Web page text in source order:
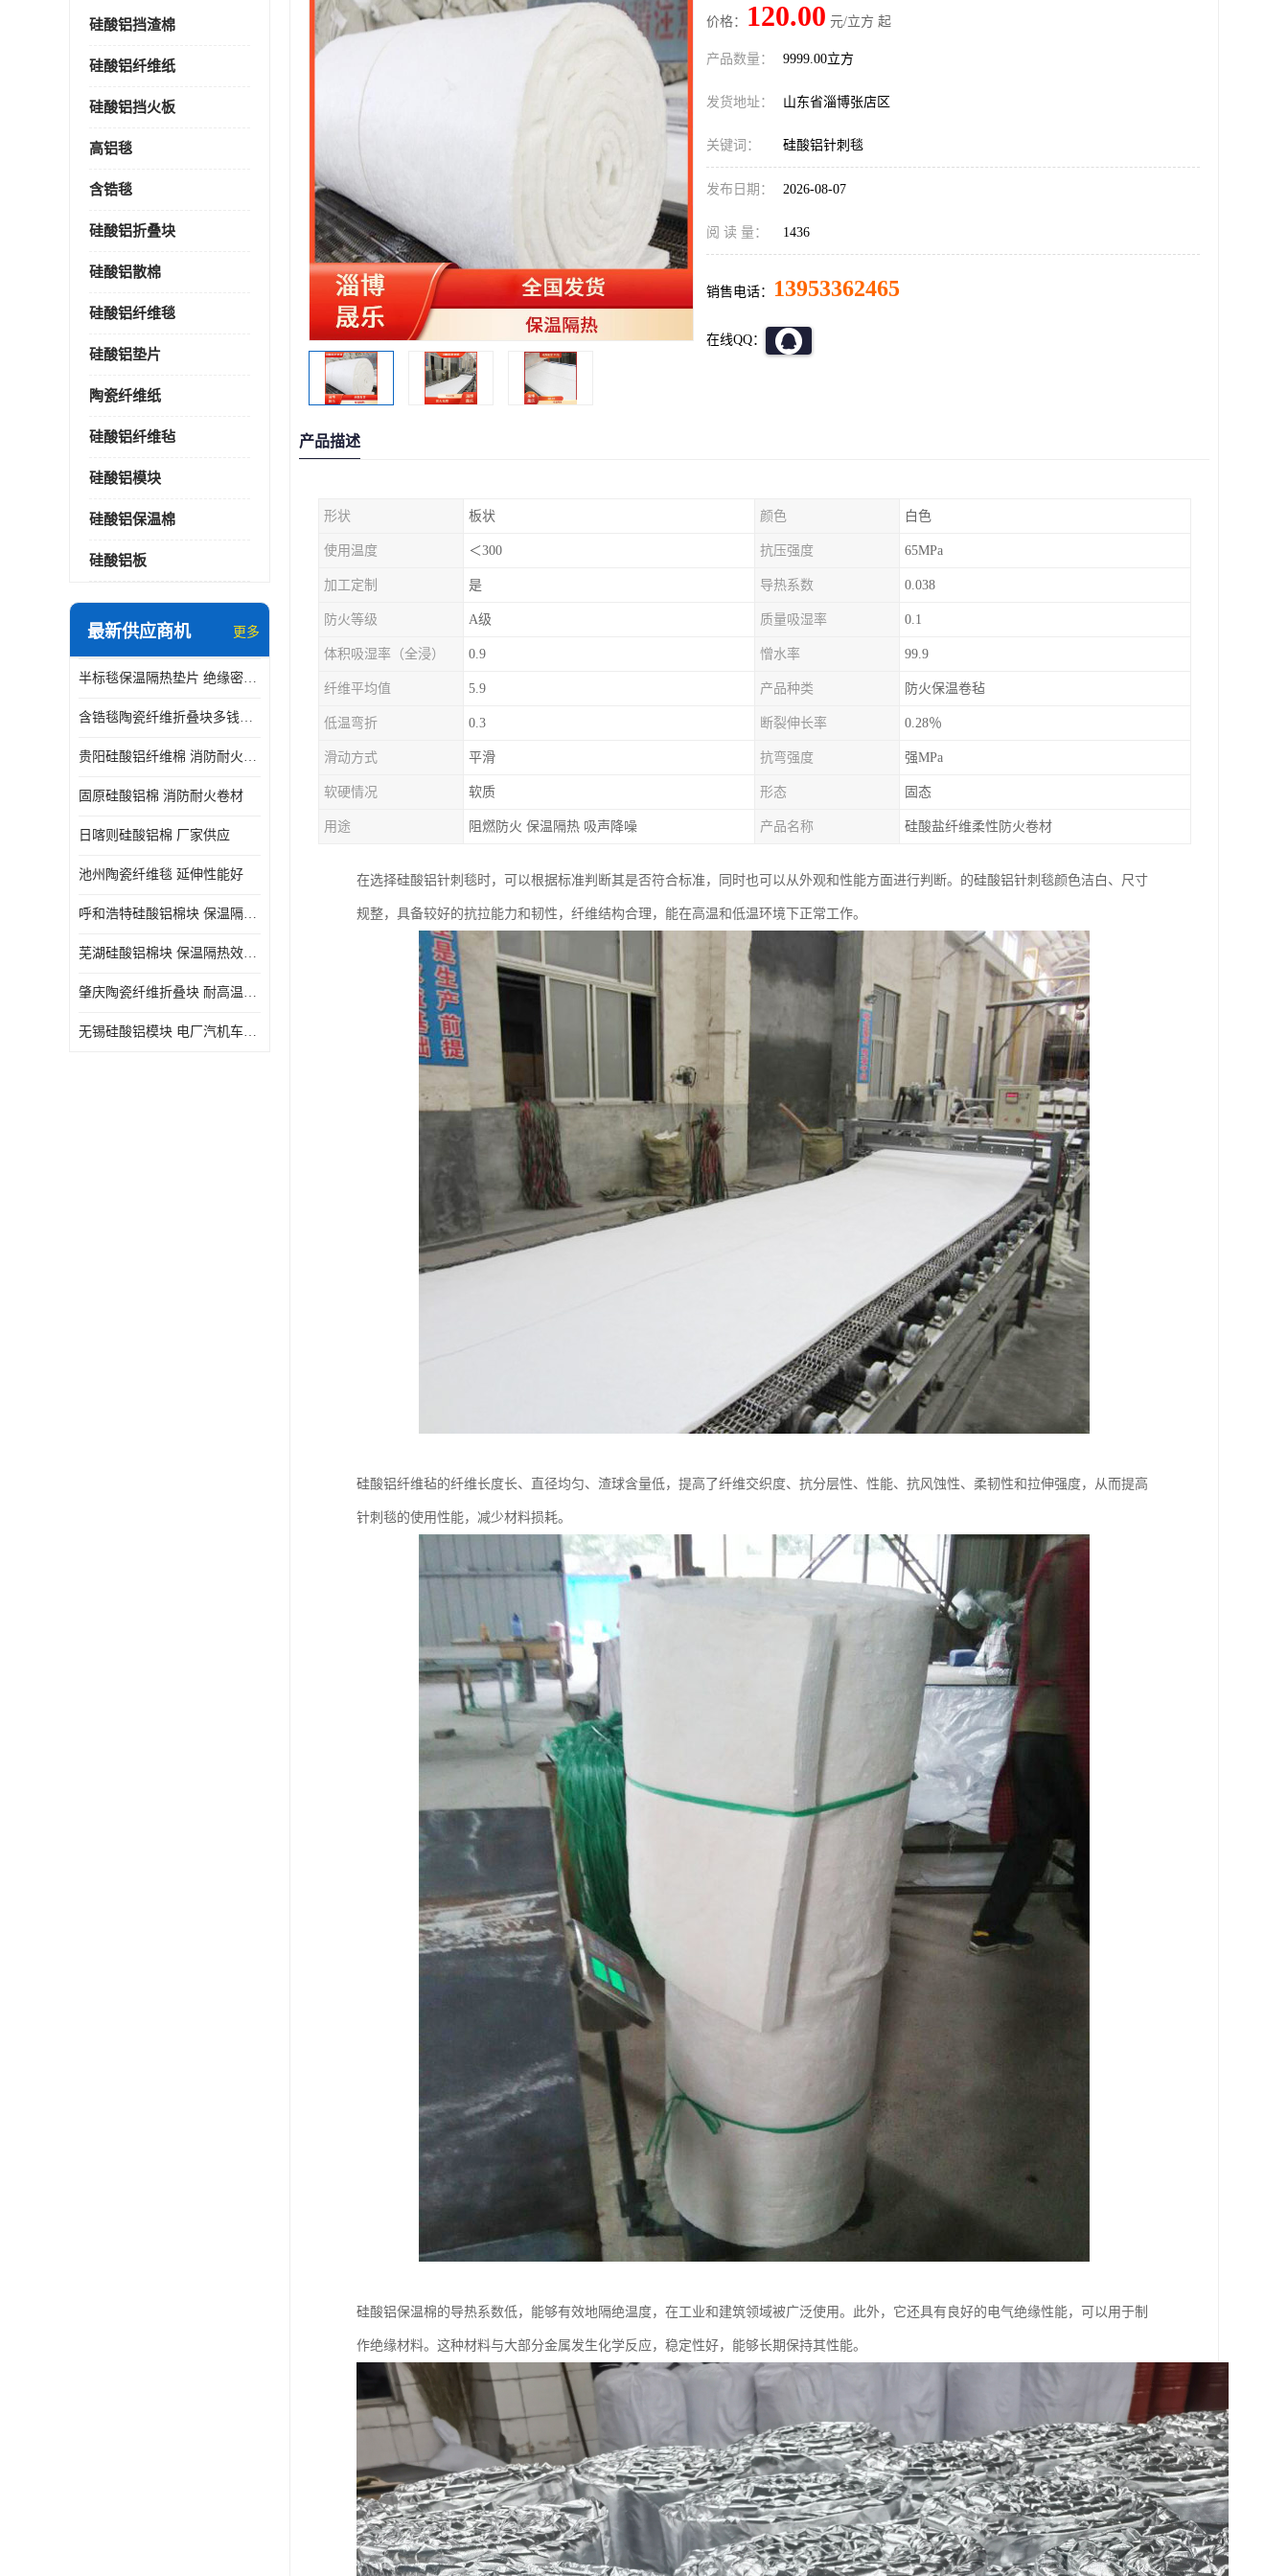
硅酸铝挡渣棉
硅酸铝纤维纸
硅酸铝挡火板
高铝毯
含锆毯
硅酸铝折叠块
硅酸铝散棉
硅酸铝纤维毯
硅酸铝垫片
陶瓷纤维纸
硅酸铝纤维毡
硅酸铝模块
硅酸铝保温棉
硅酸铝板
最新供应商机 更多
半标毯保温隔热垫片 绝缘密封垫片
含锆毯陶瓷纤维折叠块多钱一立方 硅酸铝模块
贵阳硅酸铝纤维棉 消防耐火卷材
固原硅酸铝棉 消防耐火卷材
日喀则硅酸铝棉 厂家供应
池州陶瓷纤维毯 延伸性能好
呼和浩特硅酸铝棉块 保温隔热效果好
芜湖硅酸铝棉块 保温隔热效果好
肇庆陶瓷纤维折叠块 耐高温阻燃 抗撕裂 质地硬
无锡硅酸铝模块 电厂汽机车间设备管道保温用硅酸铝棉
价格： 120.00 元/立方 起
产品数量： 9999.00立方
发货地址： 山东省淄博张店区
关键词： 硅酸铝针刺毯
发布日期： 2026-08-07
阅 读 量： 1436
销售电话： 13953362465
在线QQ：
产品描述
形状 板状 颜色 白色
使用温度 ＜300 抗压强度 65MPa
加工定制 是 导热系数 0.038
防火等级 A级 质量吸湿率 0.1
体积吸湿率（全浸） 0.9 憎水率 99.9
纤维平均值 5.9 产品种类 防火保温卷毡
低温弯折 0.3 断裂伸长率 0.28％
滑动方式 平滑 抗弯强度 强MPa
软硬情况 软质 形态 固态
用途 阻燃防火 保温隔热 吸声降噪 产品名称 硅酸盐纤维柔性防火卷材
在选择硅酸铝针刺毯时，可以根据标准判断其是否符合标准，同时也可以从外观和性能方面进行判断。的硅酸铝针刺毯颜色洁白、尺寸
规整，具备较好的抗拉能力和韧性，纤维结构合理，能在高温和低温环境下正常工作。
硅酸铝纤维毡的纤维长度长、直径均匀、渣球含量低，提高了纤维交织度、抗分层性、性能、抗风蚀性、柔韧性和拉伸强度，从而提高
针刺毯的使用性能，减少材料损耗。
硅酸铝保温棉的导热系数低，能够有效地隔绝温度，在工业和建筑领域被广泛使用。此外，它还具有良好的电气绝缘性能，可以用于制
作绝缘材料。这种材料与大部分金属发生化学反应，稳定性好，能够长期保持其性能。